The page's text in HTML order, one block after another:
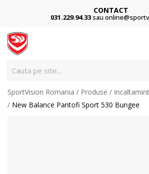
CONTACT
031.229.94.33sau
Cauta pe site...
SportVision Romania Produse
New Balance Pantofi Sport 530 Bungee